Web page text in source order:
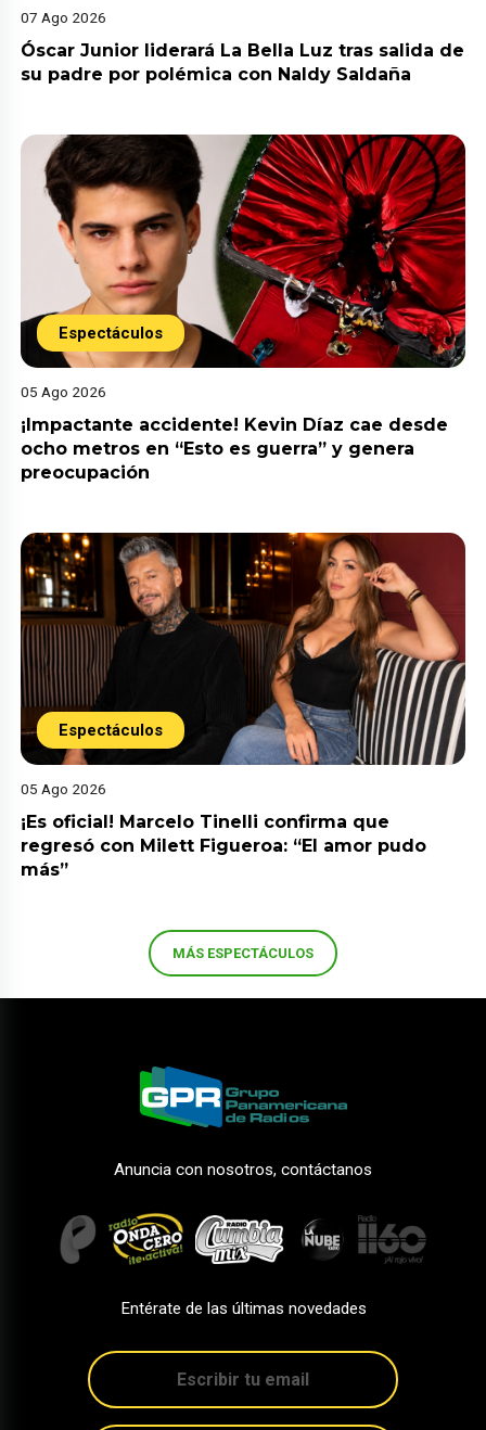
07 Ago 2026
Óscar Junior liderará La Bella Luz tras salida de
su padre por polémica con Naldy Saldaña
Espectáculos
05 Ago 2026
¡Impactante accidente! Kevin Díaz cae desde
ocho metros en “Esto es guerra” y genera
preocupación
Espectáculos
05 Ago 2026
¡Es oficial! Marcelo Tinelli confirma que
regresó con Milett Figueroa: “El amor pudo
más”
MÁS ESPECTÁCULOS
Anuncia con nosotros, contáctanos
Entérate de las últimas novedades